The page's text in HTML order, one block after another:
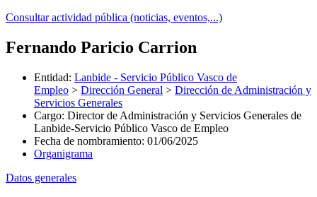
Consultar actividad pública (noticias, eventos,...)
Fernando Paricio Carrion
Entidad: Lanbide - Servicio Público Vasco de
Empleo > Dirección General > Dirección de Administración y
Servicios Generales
Cargo: Director de Administración y Servicios Generales de
Lanbide-Servicio Público Vasco de Empleo
Fecha de nombramiento: 01/06/2025
Organigrama
Datos generales